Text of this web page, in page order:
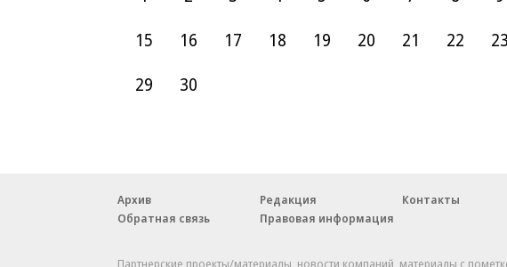
15
16 17 18 19 20 21 22 23
29
30
Архив Редакция Контакты
Обратная связь
Правовая информация
Партнерские проекты/материалы, новости компаний, материалы с